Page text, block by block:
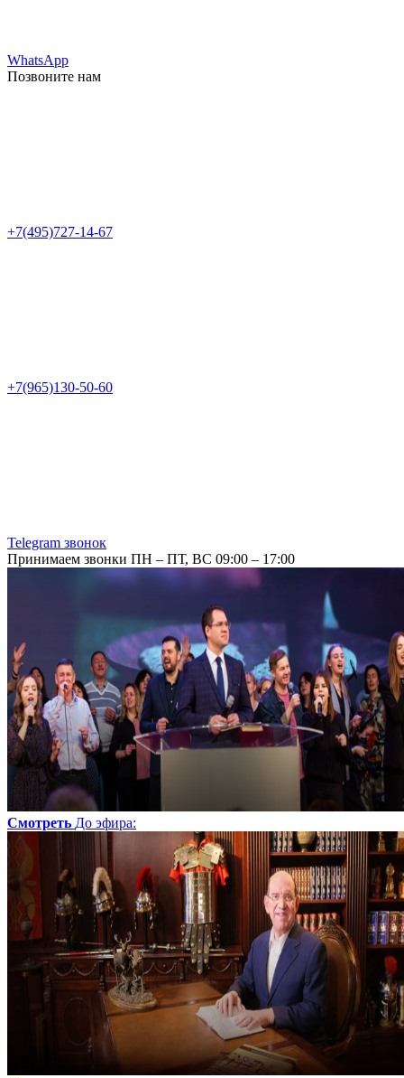
WhatsApp
Позвоните нам
+7(495)727-14-67
+7(965)130-50-60
Telegram звонок
Принимаем звонки ПН – ПТ, ВС 09:00 – 17:00
Смотреть До эфира: